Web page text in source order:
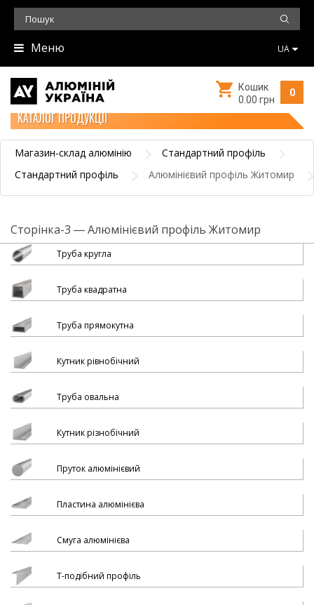
Меню UA
0
Кошик
0.00 грн
КАТАЛОГ ПРОДУКЦІЇ
Магазин-склад алюмінію
Стандартний профіль
Стандартний профіль
Алюмінієвий профіль Житомир
Сторінка-3 ― Алюмінієвий профіль Житомир
Труба кругла
Труба квадратна
Труба прямокутна
Кутник рівнобічний
Труба овальна
Кутник різнобічний
Пруток алюмінієвий
Пластина алюмінієва
Смуга алюмінієва
Т-подібний профіль